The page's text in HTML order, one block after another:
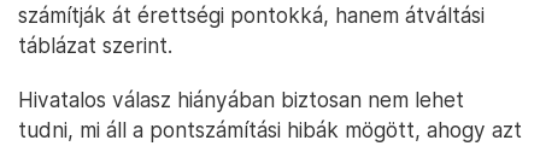
számítják át érettségi pontokká, hanem átváltási
táblázat szerint.
Hivatalos válasz hiányában biztosan nem lehet
tudni, mi áll a pontszámítási hibák mögött, ahogy azt